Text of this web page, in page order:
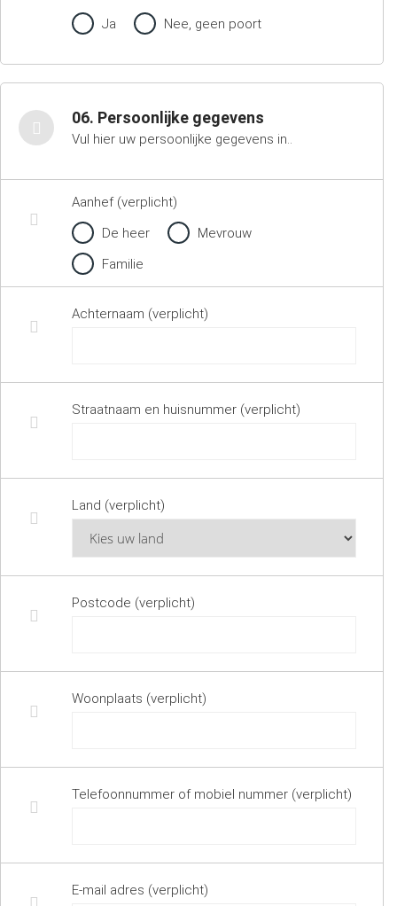
Ja Nee, geen poort
06. Persoonlijke gegevens
Vul hier uw persoonlijke gegevens in..
Aanhef (verplicht)
De heer
Mevrouw
Familie
Achternaam (verplicht)
Straatnaam en huisnummer (verplicht)
Land (verplicht)
Postcode (verplicht)
Woonplaats (verplicht)
Telefoonnummer of mobiel nummer (verplicht)
E-mail adres (verplicht)